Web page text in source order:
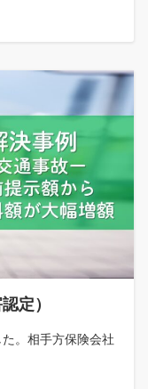
定）
。相手方保険会社